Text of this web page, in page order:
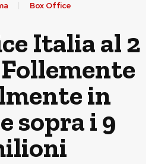
Box Office
Italia al 2
in
sopra i 9